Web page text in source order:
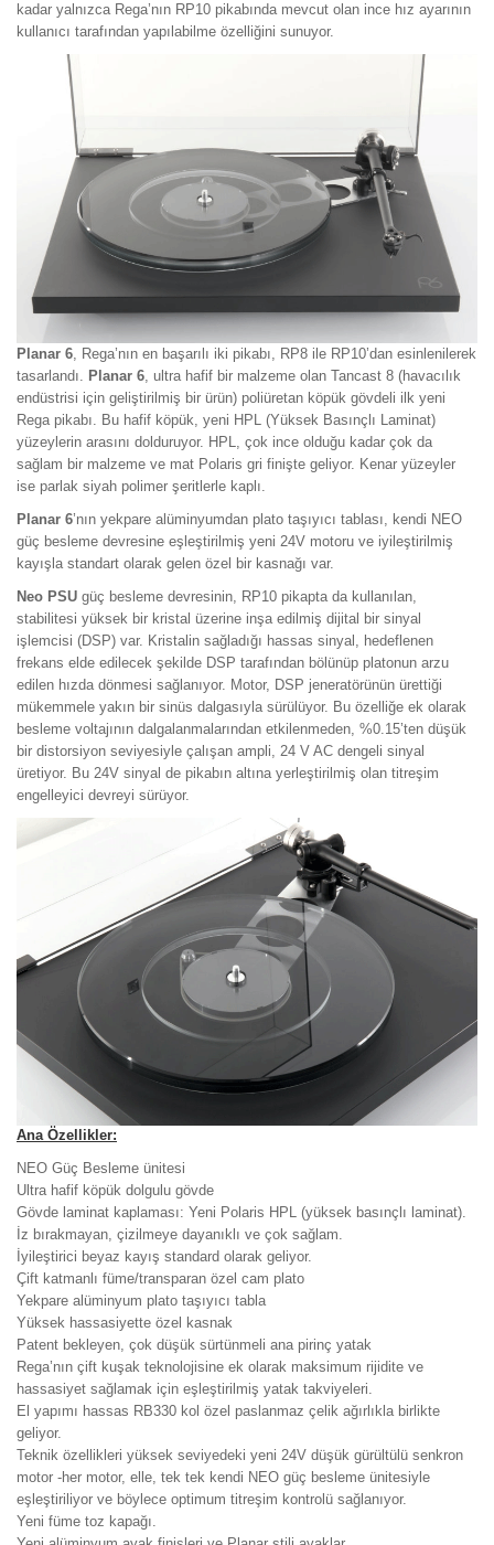
kadar yalnızca Rega’nın RP10 pikabında mevcut olan ince hız ayarının
kullanıcı tarafından yapılabilme özelliğini sunuyor.
Planar 6, Rega’nın en başarılı iki pikabı, RP8 ile RP10’dan esinlenilerek
tasarlandı. Planar 6, ultra hafif bir malzeme olan Tancast 8 (havacılık
endüstrisi için geliştirilmiş bir ürün) poliüretan köpük gövdeli ilk yeni
Rega pikabı. Bu hafif köpük, yeni HPL (Yüksek Basınçlı Laminat)
yüzeylerin arasını dolduruyor. HPL, çok ince olduğu kadar çok da
sağlam bir malzeme ve mat Polaris gri finişte geliyor. Kenar yüzeyler
ise parlak siyah polimer şeritlerle kaplı.
Planar 6’nın yekpare alüminyumdan plato taşıyıcı tablası, kendi NEO
güç besleme devresine eşleştirilmiş yeni 24V motoru ve iyileştirilmiş
kayışla standart olarak gelen özel bir kasnağı var.
Neo PSU güç besleme devresinin, RP10 pikapta da kullanılan,
stabilitesi yüksek bir kristal üzerine inşa edilmiş dijital bir sinyal
işlemcisi (DSP) var. Kristalin sağladığı hassas sinyal, hedeflenen
frekans elde edilecek şekilde DSP tarafından bölünüp platonun arzu
edilen hızda dönmesi sağlanıyor. Motor, DSP jeneratörünün ürettiği
mükemmele yakın bir sinüs dalgasıyla sürülüyor. Bu özelliğe ek olarak
besleme voltajının dalgalanmalarından etkilenmeden, %0.15’ten düşük
bir distorsiyon seviyesiyle çalışan ampli, 24 V AC dengeli sinyal
üretiyor. Bu 24V sinyal de pikabın altına yerleştirilmiş olan titreşim
engelleyici devreyi sürüyor.
Ana Özellikler:
NEO Güç Besleme ünitesi
Ultra hafif köpük dolgulu gövde
Gövde laminat kaplaması: Yeni Polaris HPL (yüksek basınçlı laminat).
İz bırakmayan, çizilmeye dayanıklı ve çok sağlam.
İyileştirici beyaz kayış standard olarak geliyor.
Çift katmanlı füme/transparan özel cam plato
Yekpare alüminyum plato taşıyıcı tabla
Yüksek hassasiyette özel kasnak
Patent bekleyen, çok düşük sürtünmeli ana pirinç yatak
Rega’nın çift kuşak teknolojisine ek olarak maksimum rijidite ve
hassasiyet sağlamak için eşleştirilmiş yatak takviyeleri.
El yapımı hassas RB330 kol özel paslanmaz çelik ağırlıkla birlikte
geliyor.
Teknik özellikleri yüksek seviyedeki yeni 24V düşük gürültülü senkron
motor -her motor, elle, tek tek kendi NEO güç besleme ünitesiyle
eşleştiriliyor ve böylece optimum titreşim kontrolü sağlanıyor.
Yeni füme toz kapağı.